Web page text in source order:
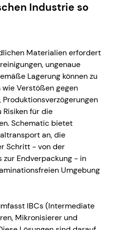
Industrie so
Materialien erfordert
ungenaue
Lagerung können zu
Verstößen gegen
Risiken für die
Schematic bietet
an, die
Schritt - von der
zur Endverpackung - in
Umgebung
IBCs (Intermediate
Mikronisierer und